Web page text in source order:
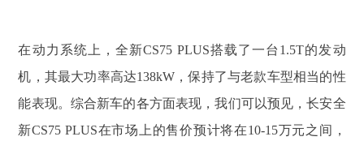
在动力系统上，全新CS75 PLUS搭载了一台1.5T的发动
机，其最大功率高达138kW，保持了与老款车型相当的性
能表现。综合新车的各方面表现，我们可以预见，长安全
新CS75 PLUS在市场上的售价预计将在10-15万元之间，